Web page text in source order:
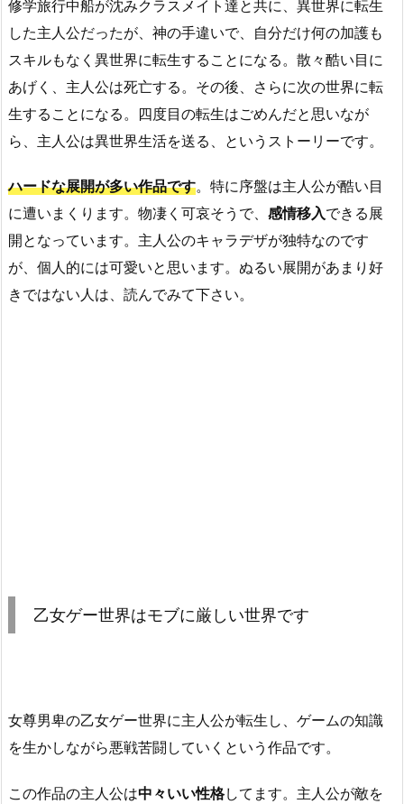
修学旅行中船が沈みクラスメイト達と共に、異世界に転生
した主人公だったが、神の手違いで、自分だけ何の加護も
スキルもなく異世界に転生することになる。散々酷い目に
あげく、主人公は死亡する。その後、さらに次の世界に転
生することになる。四度目の転生はごめんだと思いなが
ら、主人公は異世界生活を送る、というストーリーです。
ハードな展開が多い作品です。特に序盤は主人公が酷い目
に遭いまくります。物凄く可哀そうで、 感情移入できる展
開となっています。主人公のキャラデザが独特なのです
が、個人的には可愛いと思います。ぬるい展開があまり好
きではない人は、読んでみて下さい。
乙女ゲー世界はモブに厳しい世界です
女尊男卑の乙女ゲー世界に主人公が転生し、ゲームの知識
を生かしながら悪戦苦闘していくという作品です。
この作品の主人公は中々いい性格してます。主人公が敵を